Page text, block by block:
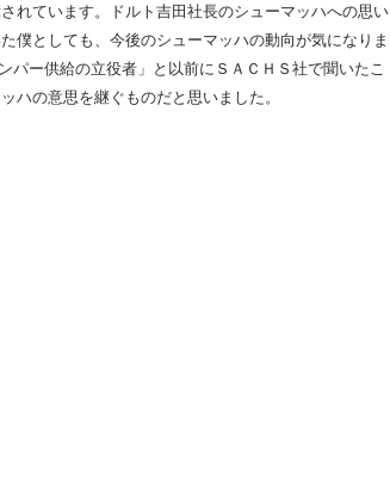
れています。ドルト吉田社長のシューマッハへの思い
僕としても、今後のシューマッハの動向が気になりま
パー供給の立役者」と以前にＳＡＣＨＳ社で聞いたこ
ハの意思を継ぐものだと思いました。